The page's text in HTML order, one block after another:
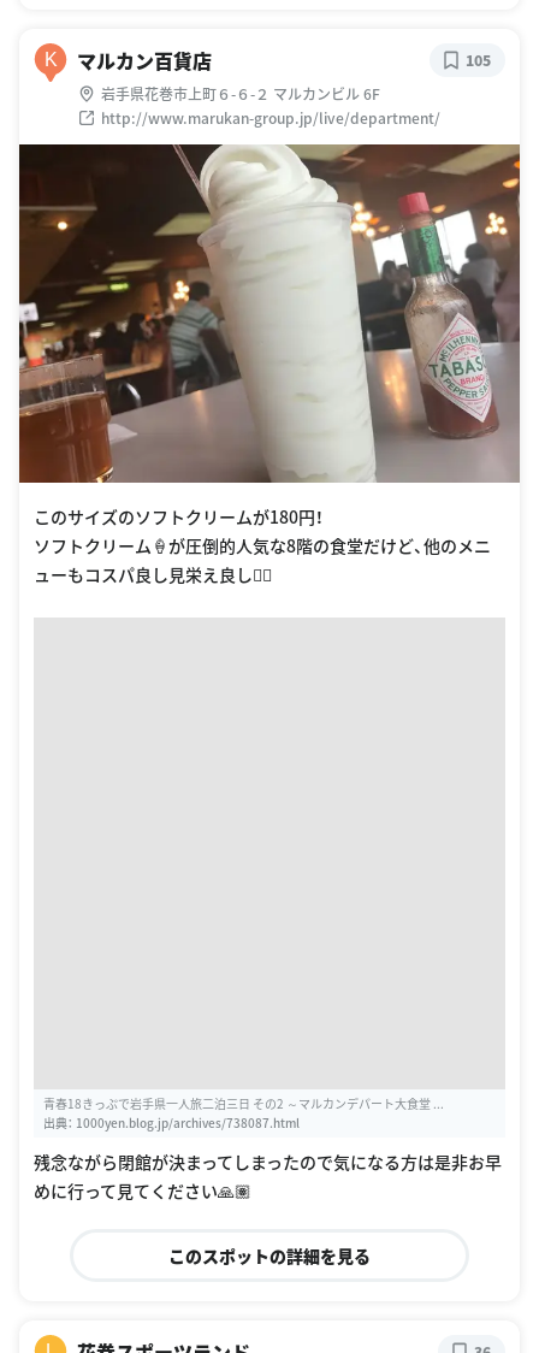
K マルカン百貨店
岩手県花巻市上町６-６-２ マルカンビル 6F
http://www.marukan-group.jp/live/department/
105
このサイズのソフトクリームが180円！
ソフトクリーム🍦が圧倒的人気な8階の食堂だけど、他のメニ
ューもコスパ良し見栄え良し✌🏽
青春18きっぷで岩手県一人旅二泊三日 その2 ～マルカンデパート大食堂 ...
出典： 1000yen.blog.jp/archives/738087.html
残念ながら閉館が決まってしまったので気になる方は是非お早
めに行って見てください🙏🏽
このスポットの詳細を見る